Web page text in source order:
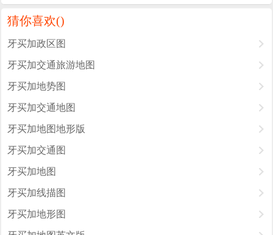
猜你喜欢()
牙买加政区图
牙买加交通旅游地图
牙买加地势图
牙买加交通地图
牙买加地图地形版
牙买加交通图
牙买加地图
牙买加线描图
牙买加地形图